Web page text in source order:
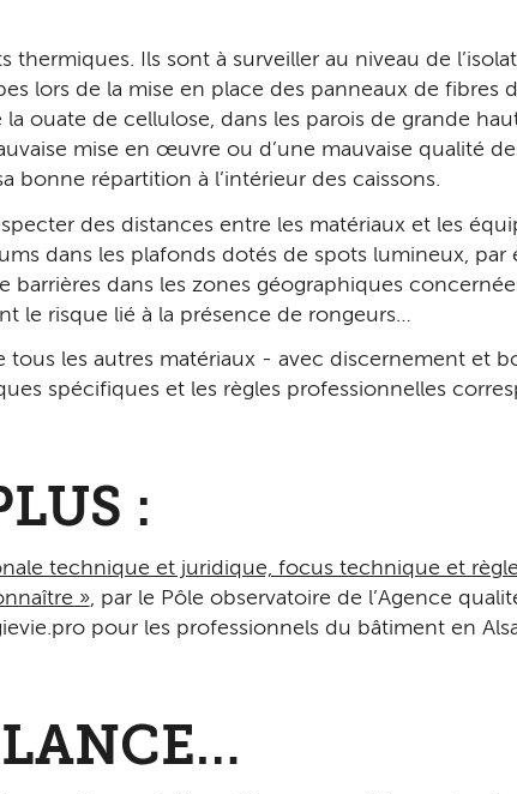
thermiques. Ils sont à surveiller au niveau de
lors de la mise en place des panneaux de fibres
ouate de cellulose, dans les parois de grande
mise en œuvre ou d’une mauvaise qualité
bonne répartition à l’intérieur des caissons.
des distances entre les matériaux et les
dans les plafonds dotés de spots lumineux, par
barrières dans les zones géographiques
le risque lié à la présence de rongeurs…
les autres matériaux - avec discernement et
spécifiques et les règles professionnelles
:
technique et juridique, focus technique et
», par le Pôle observatoire de l’Agence
pour les professionnels du bâtiment en